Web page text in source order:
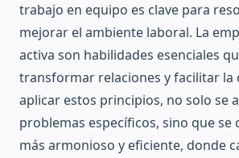
trabajo en equipo es clave para
mejorar el ambiente laboral. La
activa son habilidades esenciales
transformar relaciones y facilitar la
aplicar estos principios, no solo se
problemas específicos, sino que se
más armonioso y eficiente, donde